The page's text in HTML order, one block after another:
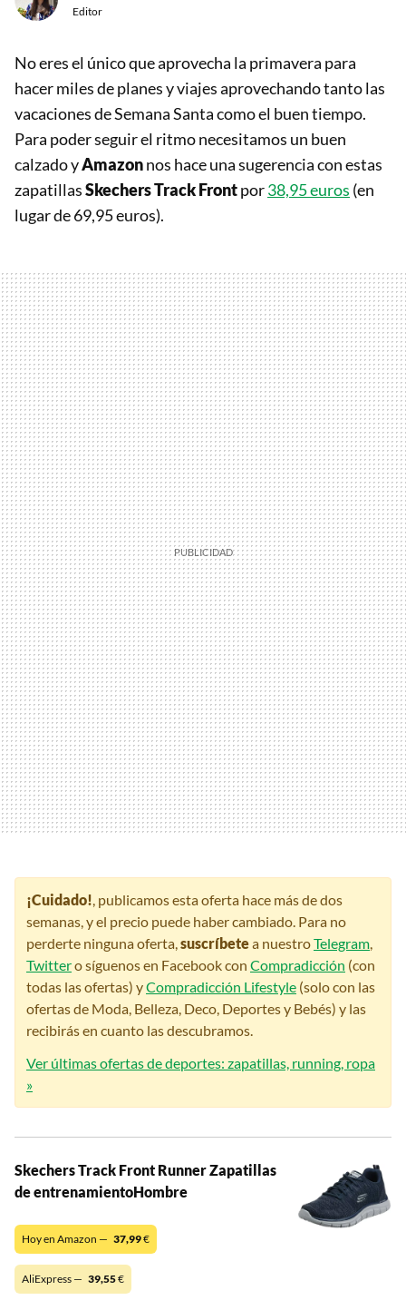
Editor
No eres el único que aprovecha la primavera para
hacer miles de planes y viajes aprovechando tanto las
vacaciones de Semana Santa como el buen tiempo.
Para poder seguir el ritmo necesitamos un buen
calzado yAmazonnos hace una sugerencia con estas
zapatillasSkechersTrack Frontpor38,95 euros (en
lugar de 69,95 euros).
¡Cuidado!, publicamos esta oferta hace más de dos
semanas, y el precio puede haber cambiado. Para no
perderte ninguna oferta,suscríbetea nuestroTelegram,
Twittero síguenos en Facebook con Compradicción (con
todas las ofertas) yCompradicción Lifestyle (solo con las
ofertas de Moda, Belleza, Deco, Deportes y Bebés) y las
recibirás en cuanto las descubramos.
Ver últimas ofertas de deportes: zapatillas, running, ropa
»
Skechers Track Front Runner Zapatillas
de entrenamientoHombre
Hoy en Amazon — 37,99€
AliExpress — 39,55€